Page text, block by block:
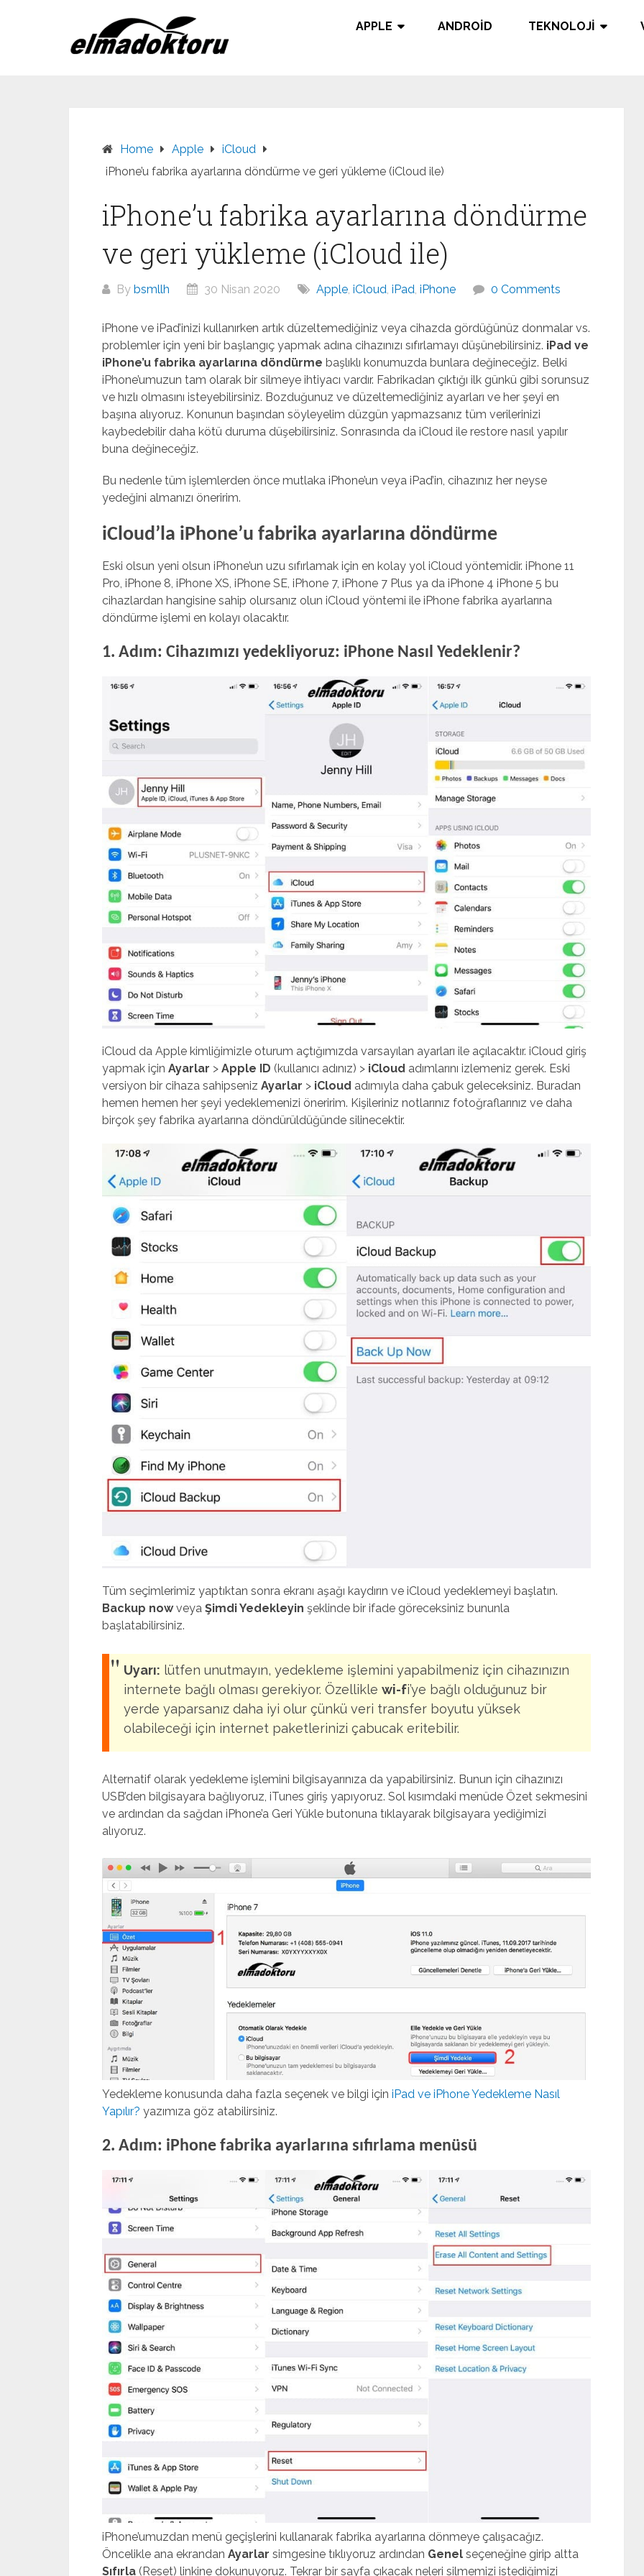
APPLE ANDROID TEKNOLOJI
Home Apple
iCloud
iPhone’u fabrika ayarlarına döndürme ve geri yükleme (iCloud ile)
iPhone’u fabrika ayarlarına döndürme
ve geri yükleme (iCloud ile)
By bsmllh 30 Nisan 2020 Apple, iCloud, iPad, iPhone 0 Comments
iPhone ve iPad’inizi kullanırken artık düzeltemediğiniz veya cihazda gördüğünüz donmalar vs.
problemler için yeni bir başlangıç yapmak adına cihazınızı sıfırlamayı düşünebilirsiniz. iPad ve
iPhone’u fabrika ayarlarına döndürme başlıklı konumuzda bunlara değineceğiz. Belki
iPhone’umuzun tam olarak bir silmeye ihtiyacı vardır. Fabrikadan çıktığı ilk günkü gibi sorunsuz
ve hızlı olmasını isteyebilirsiniz. Bozduğunuz ve düzeltemediğiniz ayarları ve her şeyi en
başına alıyoruz. Konunun başından söyleyelim düzgün yapmazsanız tüm verilerinizi
kaybedebilir daha kötü duruma düşebilirsiniz. Sonrasında da iCloud ile restore nasıl yapılır
buna değineceğiz.
Bu nedenle tüm işlemlerden önce mutlaka iPhone’un veya iPad’in, cihazınız her neyse
yedeğini almanızı öneririm.
mostbet
iCloud’la iPhone’u fabrika ayarlarına döndürme
Eski olsun yeni olsun iPhone’un uzu sıfırlamak için en kolay yol iCloud yöntemidir. iPhone 11
Pro, iPhone 8, iPhone XS, iPhone SE, iPhone 7, iPhone 7 Plus ya da iPhone 4 iPhone 5 bu
cihazlardan hangisine sahip olursanız olun iCloud yöntemi ile iPhone fabrika ayarlarına
döndürme işlemi en kolayı olacaktır.
1. Adım: Cihazımızı yedekliyoruz: iPhone Nasıl Yedeklenir?
iCloud da Apple kimliğimizle oturum açtığımızda varsayılan ayarları ile açılacaktır. iCloud giriş
yapmak için Ayarlar > Apple ID (kullanıcı adınız) > iCloud adımlarını izlemeniz gerek. Eski
versiyon bir cihaza sahipseniz Ayarlar > iCloud adımıyla daha çabuk geleceksiniz. Buradan
hemen hemen her şeyi yedeklemenizi öneririm. Kişileriniz notlarınız fotoğraflarınız ve daha
birçok şey fabrika ayarlarına döndürüldüğünde silinecektir.
Tüm seçimlerimiz yaptıktan sonra ekranı aşağı kaydırın ve iCloud yedeklemeyi başlatın.
Backup nowveya Şimdi Yedekleyin şeklinde bir ifade göreceksiniz bununla
başlatabilirsiniz.
Uyarı: lütfen unutmayın, yedekleme işlemini yapabilmeniz için cihazınızın
internete bağlı olması gerekiyor. Özellikle wi-fi’ye bağlı olduğunuz bir
yerde yaparsanız daha iyi olur çünkü veri transfer boyutu yüksek
olabileceği için internet paketlerinizi çabucak eritebilir.
Alternatif olarak yedekleme işlemini bilgisayarınıza da yapabilirsiniz. Bunun için cihazınızı
USB’den bilgisayara bağlıyoruz, iTunes giriş yapıyoruz. Sol kısımdaki menüde Özet sekmesini
ve ardından da sağdan iPhone’a Geri Yükle butonuna tıklayarak bilgisayara yediğimizi
alıyoruz.
Yedekleme konusunda daha fazla seçenek ve bilgi için iPad ve iPhone Yedekleme Nasıl
Yapılır? yazımıza göz atabilirsiniz.
2. Adım: iPhone fabrika ayarlarına sıfırlama menüsü
iPhone’umuzdan menü geçişlerini kullanarak fabrika ayarlarına dönmeye çalışacağız.
Öncelikle ana ekrandan Ayarlar simgesine tıklıyoruz ardından Genel seçeneğine girip altta
Sıfırla (Reset) linkine dokunuyoruz. Tekrar bir sayfa çıkacak neleri silmemizi istediğimizi
Bostancı Escortbakırköy escorthttps://